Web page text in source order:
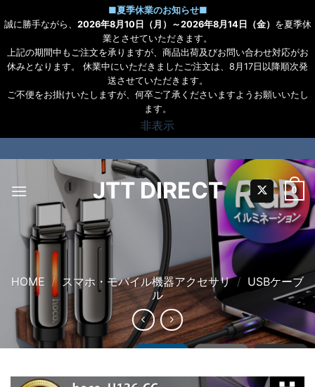
■夏季休業のお知らせ■
誠に勝手ながら、 2026年8月10日（月）～2026年8月14日（金） を夏季休
業とさせていただきます。
上記の期間中もご注文を承りますが、商品出荷及びお問い合わせ対応がお
休みとなります。 休業中にいただきましたご注文は、8月17日以降順次発
送させていただきます。
ご不便をお掛けいたしますが、何卒ご了承くださいますようお願いいたし
ます。
非表示
to
JTT DIRECT 0
HOME / スマホ・モバイル機器アクセサリ / USBケーブ
ル